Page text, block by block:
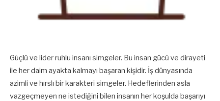
Güçlü ve lider ruhlu insanı simgeler. Bu insan gücü ve dirayeti
ile her daim ayakta kalmayı başaran kişidir. İş dünyasında
azimli ve hırslı bir karakteri simgeler. Hedeflerinden asla
vazgeçmeyen ne istediğini bilen insanın her koşulda başarıyı